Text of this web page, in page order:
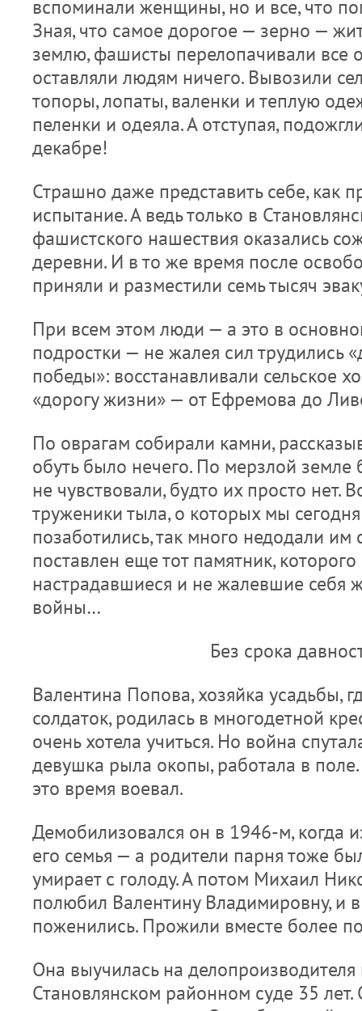
вспоминали женщины, но и все, что
Зная, что самое дорогое — зерно —
землю, фашисты перелопачивали все
оставляли людям ничего. Вывози­ли
топоры, лопаты, валенки и теплую
пеленки и одеяла. А отступая,
декабре!
Страшно даже представить себе, как
испытание. А ведь только в
фашистского нашествия оказались
деревни. И в то же время после
приняли и разместили семь тысяч
При всем этом люди — а это в
подростки — не жалея сил трудились
победы»: восстанавливали сельское
«дорогу жизни» — от Ефремова до
По оврагам собирали камни,
обуть было нечего. По мерзлой
не чувствовали, будто их просто нет.
труженики тыла, о которых мы
позаботились, так много недодали им
поставлен еще тот памятник,
настрадавшиеся и не жалевшие себя
войны…
Без срока
Валентина Попова, хозяйка усадьбы,
солдаток, родилась в многодетной
очень хотела учиться. Но война
девушка рыла окопы, работала в
это время воевал.
Демобилизовался он в 1946-м, когда
его семья — а родители парня тоже
умирает с голоду. А потом Михаил
полюбил Валентину Владимировну, и
поженились. Прожили вместе более
Она выучилась на
Становлянском районном суде 35